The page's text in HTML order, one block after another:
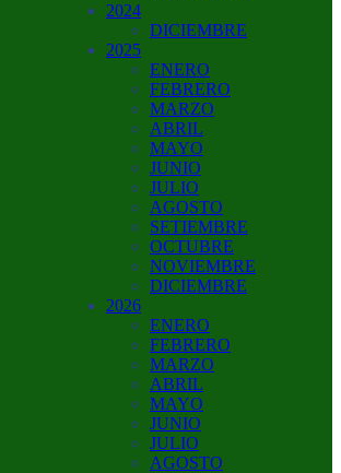
2024
DICIEMBRE
2025
ENERO
FEBRERO
MARZO
ABRIL
MAYO
JUNIO
JULIO
AGOSTO
SETIEMBRE
OCTUBRE
NOVIEMBRE
DICIEMBRE
2026
ENERO
FEBRERO
MARZO
ABRIL
MAYO
JUNIO
JULIO
AGOSTO